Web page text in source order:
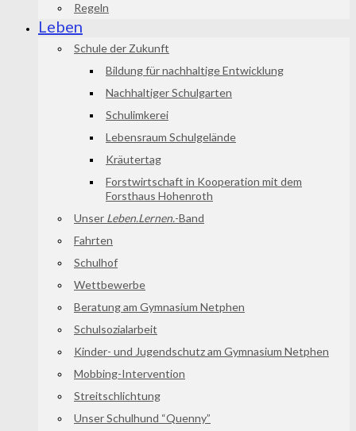
Regeln
Leben
Schule der Zukunft
Bildung für nachhaltige Entwicklung
Nachhaltiger Schulgarten
Schulimkerei
Lebensraum Schulgelände
Kräutertag
Forstwirtschaft in Kooperation mit dem
Forsthaus Hohenroth
Unser Leben.Lernen.-Band
Fahrten
Schulhof
Wettbewerbe
Beratung am Gymnasium Netphen
Schulsozialarbeit
Kinder- und Jugendschutz am Gymnasium Netphen
Mobbing-Intervention
Streitschlichtung
Unser Schulhund “Quenny”